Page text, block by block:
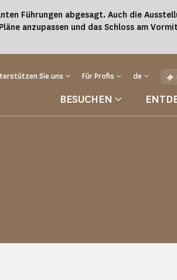
Führungen abgesagt. Auch die
anzupassen und das Schloss am
Sie uns Für Profis de
BESUCHEN